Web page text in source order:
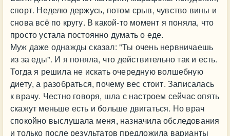
спорт. Неделю держусь, потом срыв, чувство вины и
снова всё по кругу. В какой-то момент я поняла, что
просто устала постоянно думать о еде.
Муж даже однажды сказал: "Ты очень нервничаешь
из за еды". И я поняла, что действительно так и есть.
Тогда я решила не искать очередную волшебную
диету, а разобраться, почему вес стоит. Записалась
к врачу. Честно говоря, шла с настроем сейчас опять
скажут меньше есть и больше двигаться. Но врач
спокойно выслушала меня, назначила обследования
и только после результатов предложила варианты